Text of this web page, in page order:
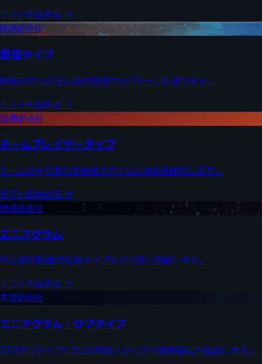
テストを始める →
関係約5分
愛着タイプ
関係の中での安心感や親密さのパターンを探ります。
テストを始める →
協働約4分
チームプレイヤータイプ
チームの中で表れる協働スタイルと強みを確認します。
テストを始める →
性格約8分
エニアグラム
中心的な動機や性格タイプをより深く理解します。
テストを始める →
本能約6分
エニアグラム・サブタイプ
27のサブタイプと3つの本能スタックで優先順位を確認します。